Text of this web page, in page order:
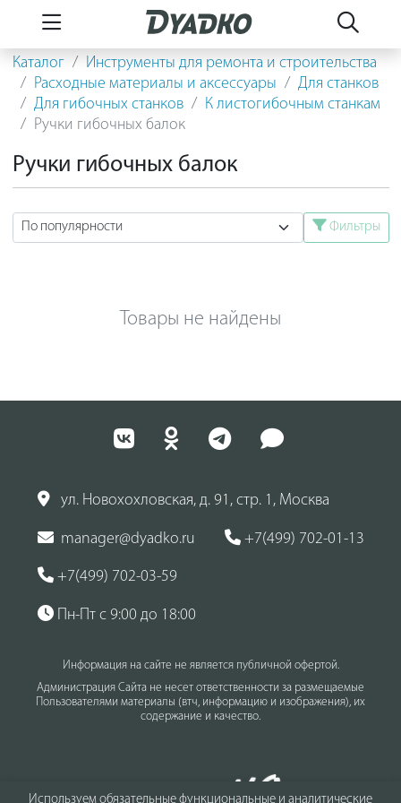
Каталог
Инструменты для ремонта и строительства
Расходные материалы и аксессуары
Для станков
Для гибочных станков
К листогибочным станкам
Ручки гибочных балок
Ручки гибочных балок
Фильтры
Товары не найдены
Используем обязательные функциональные и аналитические
ул. Новохохловская, д. 91, стр. 1, Москва
manager@dyadko.ru +7(499) 702-01-13
+7(499) 702-03-59
Пн-Пт с 9:00 до 18:00
Информация на сайте не является публичной офертой.
Администрация Сайта не несет ответственности за размещаемые
Пользователями материалы (втч, информацию и изображения), их
содержание и качество.